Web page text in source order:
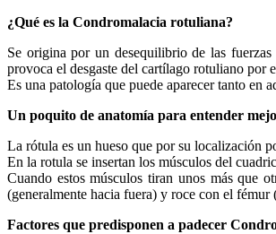
¿Qué es la Condromalacia rotuliana?
Se origina por un desequilibrio de las
provoca el desgaste del cartílago rotuliano por
Es una patología que puede aparecer tanto en
Un poquito de anatomía para entender
La rótula es un hueso que por su localización
En la rotula se insertan los músculos del
Cuando estos músculos tiran unos más que
(generalmente hacia fuera) y roce con el
Factores que predisponen a padecer